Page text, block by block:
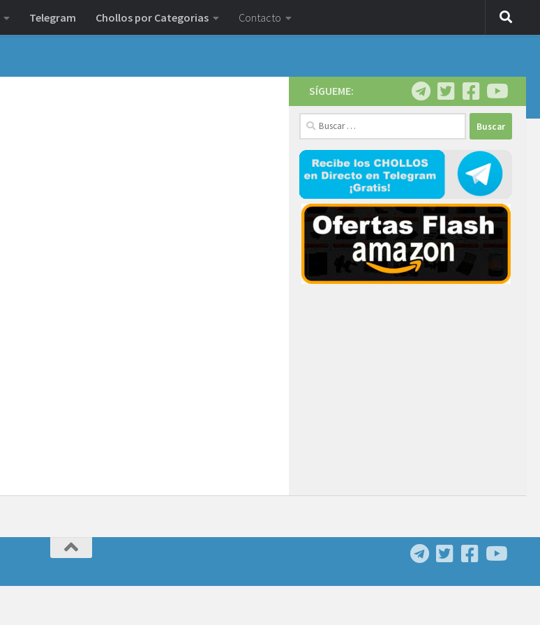
Telegram Chollos por Categorias Contacto
SÍGUEME:
Buscar: